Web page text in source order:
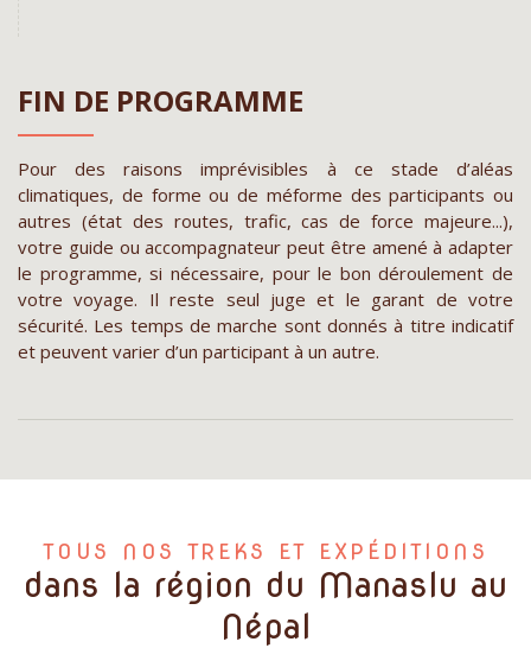
FIN DE PROGRAMME
Pour des raisons imprévisibles à ce stade d’aléas
climatiques, de forme ou de méforme des participants ou
autres (état des routes, trafic, cas de force majeure...),
votre guide ou accompagnateur peut être amené à adapter
le programme, si nécessaire, pour le bon déroulement de
votre voyage. Il reste seul juge et le garant de votre
sécurité. Les temps de marche sont donnés à titre indicatif
et peuvent varier d’un participant à un autre.
TOUS NOS TREKS ET EXPÉDITIONS
dans la région du Manaslu au
Népal